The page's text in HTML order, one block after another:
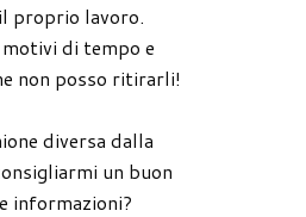
proprio lavoro.
di tempo e
non posso ritirarli!
diversa dalla
un buon
informazioni?